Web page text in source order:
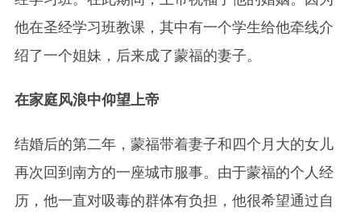
他在圣经学习班教课，其中有一个学生给他牵线介
绍了一个姐妹，后来成了蒙福的妻子。
在家庭风浪中仰望上帝
结婚后的第二年，蒙福带着妻子和四个月大的女儿
再次回到南方的一座城市服事。由于蒙福的个人经
历，他一直对吸毒的群体有负担，他很希望通过自